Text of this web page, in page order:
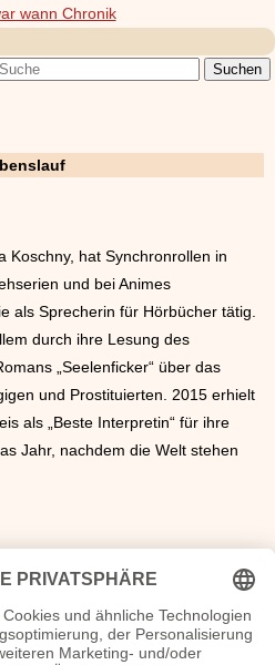
Koschny, hat Synchronrollen in
und bei Animes
als Sprecherin für Hörbücher tätig.
durch ihre Lesung des
„Seelenficker“ über das
und Prostituierten. 2015 erhielt
als „Beste Interpretin“ für ihre
Jahr, nachdem die Welt stehen
Geburtstag, verheiratet, Kinder
Homepage